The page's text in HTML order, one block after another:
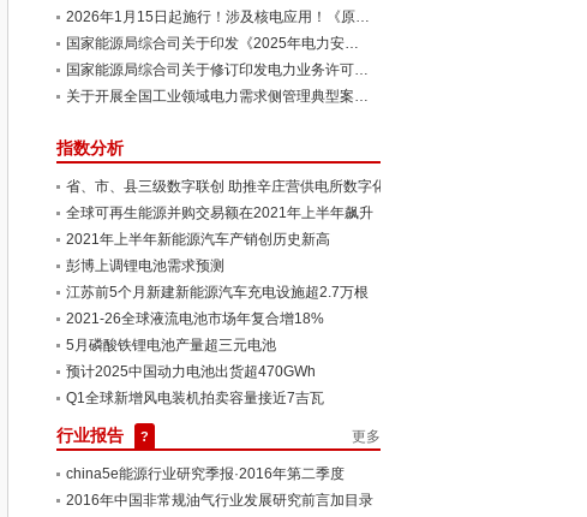
2026年1月15日起施行！涉及核电应用！《原子能法》正式发布！
国家能源局综合司关于印发《2025年电力安全监管重点任务》的通知
国家能源局综合司关于修订印发电力业务许可证申请表和告知承诺书的通知
关于开展全国工业领域电力需求侧管理典型案例（2025年）及第七批参考产品（技术）征集工作的通知
指数分析
省、市、县三级数字联创 助推辛庄营供电所数字化示范...
全球可再生能源并购交易额在2021年上半年飙升
2021年上半年新能源汽车产销创历史新高
彭博上调锂电池需求预测
江苏​前5个月新建新能源汽车充电设施超2.7万根
2021-26全球液流电池市场年复合增18%
5月磷酸铁锂电池产量超三元电池
预计2025中国动力电池出货超470GWh
Q1全球新增风电装机拍卖容量接近7吉瓦
更多
行业报告 ?
china5e能源行业研究季报·2016年第二季度
2016年中国非常规油气行业发展研究前言加目录